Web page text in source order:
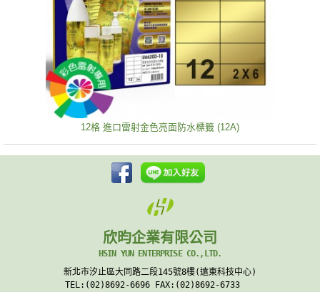
12格 進口雷射金色亮面防水標籤 (12A)
欣昀企業有限公司
HSIN YUN ENTERPRISE CO.,LTD.
新北市汐止區大同路二段145號8樓(遠東科技中心)
TEL:(02)8692-6696 FAX:(02)8692-6733